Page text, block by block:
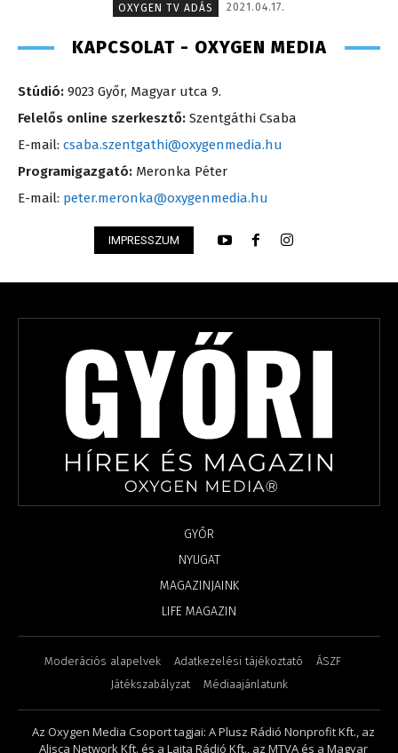
OXYGEN TV ADÁS
2021.04.17.
KAPCSOLAT - OXYGEN MEDIA
Stúdió: 9023 Győr, Magyar utca 9.
Felelős online szerkesztő: Szentgáthi Csaba
E-mail: csaba.szentgathi@oxygenmedia.hu
Programigazgató: Meronka Péter
E-mail: peter.meronka@oxygenmedia.hu
IMPRESSZUM
GYŐR
NYUGAT
MAGAZINJAINK
LIFE MAGAZIN
Moderációs alapelvek Adatkezelési tájékoztató
ÁSZF
Játékszabályzat
Médiaajánlatunk
Az Oxygen Media Csoport tagjai: A Plusz Rádió Nonprofit Kft., az
Alisca Network Kft. és a Lajta Rádió Kft., az MTVA és a Magyar